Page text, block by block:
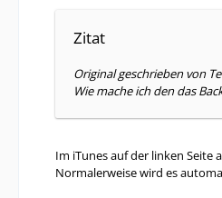
Zitat
Original geschrieben von
Wie mache ich den das
Im iTunes auf der linken Seite
Normalerweise wird es